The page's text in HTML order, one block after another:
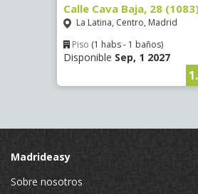
Calle Cava Baja, 28
La Latina, Centro, Madrid
Piso (1 habs - 1 baños)
Disponible Sep, 1 2027
Madrideasy
Sobre nosotros